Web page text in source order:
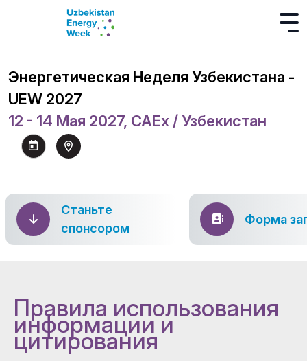
Энергетическая Неделя Узбекистана -
UEW 2027
12 - 14 Мая 2027, CAEx / Узбекистан
Станьте
спонсором
Форма
Правила использования
информации и
цитирования